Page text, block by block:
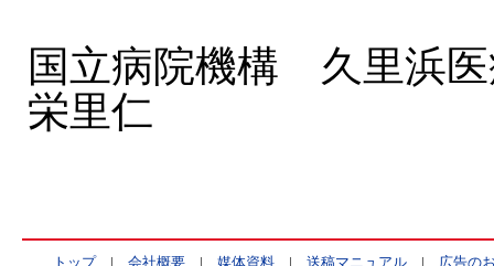
国立病院機構 久里浜
栄里仁
トップ| 会社概要| 媒体資料| 送稿マニュアル| 広告の